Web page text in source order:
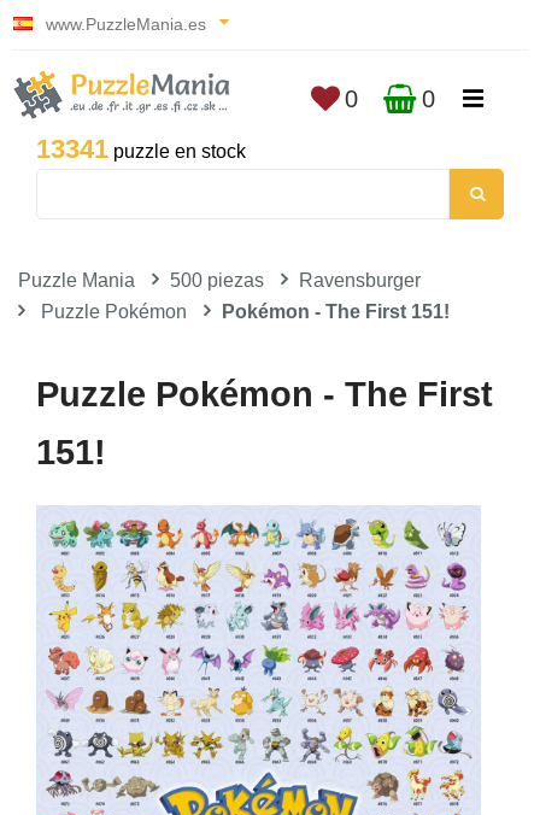
www.PuzzleMania.es
13341 puzzle en stock
0 0
Puzzle Mania 500 piezas
Ravensburger
Puzzle Pokémon
Pokémon - The First 151!
Puzzle Pokémon - The First
151!